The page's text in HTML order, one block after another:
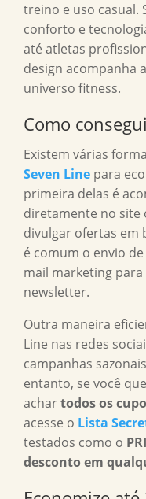
treino e uso casual.
conforto e
até atletas
design acompanha
universo fitness.
Como
Existem várias
Seven Line para
primeira delas é
diretamente no site
divulgar ofertas em
é comum o envio
mail marketing
newsletter.
Outra maneira
Line nas redes
campanhas
entanto, se você
achartodos os
acesse o Lista
testados como o
desconto em